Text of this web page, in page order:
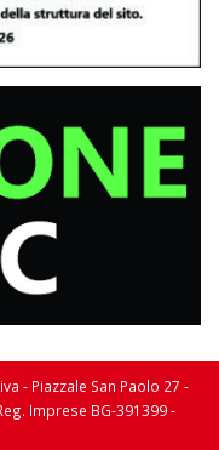
- Piazzale San Paolo 27 -
Imprese BG-391399 -